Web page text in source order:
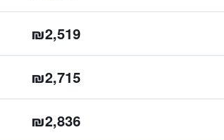
₪2,519
₪2,715
₪2,836